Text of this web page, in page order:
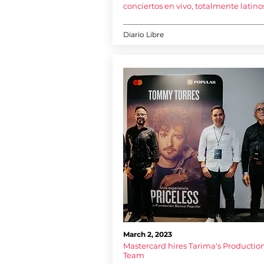
conciertos en vivo, totalmente
Diario Libre
March 2, 2023
Mastercard hires Tarima's
Team